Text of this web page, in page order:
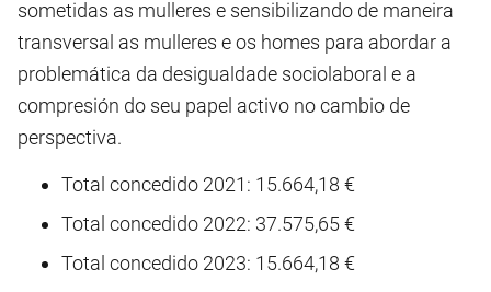
sometidas as mulleres e sensibilizando de maneira
transversal as mulleres e os homes para abordar a
problemática da desigualdade sociolaboral e a
compresión do seu papel activo no cambio de
perspectiva.
Total concedido 2021: 15.664,18 €
Total concedido 2022: 37.575,65 €
Total concedido 2023: 15.664,18 €